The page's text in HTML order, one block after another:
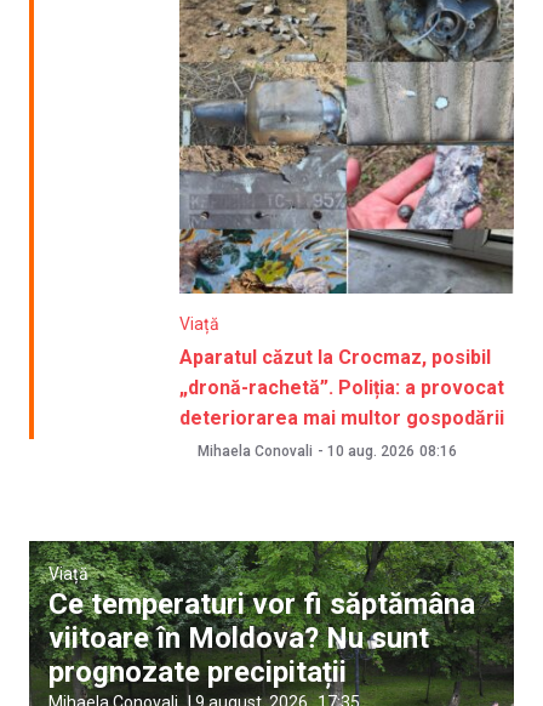
Viață
Aparatul căzut la Crocmaz, posibil
„dronă-rachetă”. Poliția: a provocat
deteriorarea mai multor gospodării
Mihaela Conovali - 10 aug. 2026 08:16
Viață
Ce temperaturi vor fi săptămâna
viitoare în Moldova? Nu sunt
prognozate precipitații
Mihaela Conovali |9 august, 2026 17:35